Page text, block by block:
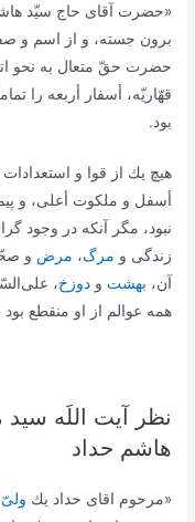
«حضرت آقاى حاج سيّد
برون جسته، و از اسم و
حضرت حقّ متعال به نحو
قهّاريّه، أسفار أربعه را
بود.
هيچ يك از قوا و
أسفل و ملكوت أعلى، و
نبود، مگر آنكه در وجود
زندگى و مرگ، مرض و
آن، بهشت ودوزخ،
همه عوالم از او منقطع
نظر آیت اللَه
هاشم حداد
«مرحوم اقای حداد يك